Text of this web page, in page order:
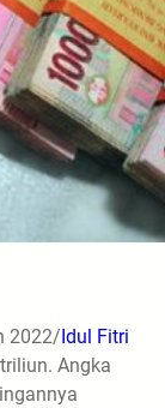
2022/ Idul Fitri
Angka